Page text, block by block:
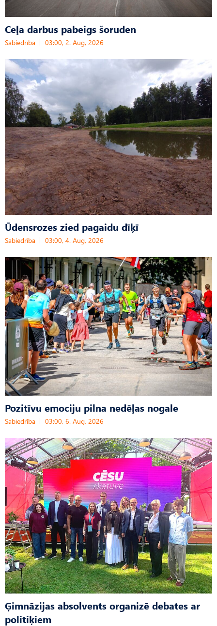
Ceļa darbus pabeigs šoruden
Sabiedrība 03:00, 2. Aug, 2026
Ūdensrozes zied pagaidu dīķī
Sabiedrība 03:00, 4. Aug, 2026
Pozitīvu emociju pilna nedēļas nogale
Sabiedrība 03:00, 6. Aug, 2026
Ģimnāzijas absolvents organizē debates ar
politiķiem